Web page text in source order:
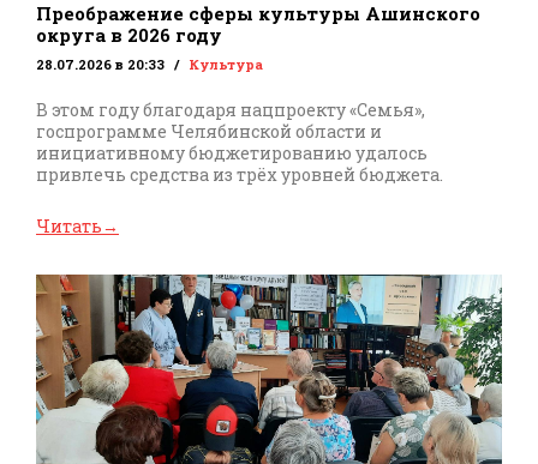
Преображение сферы культуры Ашинского
округа в 2026 году
28.07.2026 в 20:33 Культура
В этом году благодаря нацпроекту «Семья»,
госпрограмме Челябинской области и
инициативному бюджетированию удалось
привлечь средства из трёх уровней бюджета.
Читать→